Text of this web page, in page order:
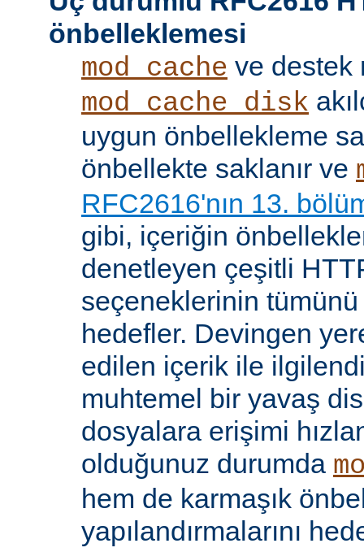
önbelleklemesi
mod_cache ve destek
mod_cache_disk
uygun önbellekleme
önbellekte saklanır ve
RFC2616'nın 13.
gibi, içeriğin
denetleyen çeşitli
seçeneklerinin tümünü
hedefler. Devingen
edilen içerik ile
muhtemel bir yavaş
dosyalara erişimi
olduğunuz durumda
hem de karmaşık
yapılandırmalarını